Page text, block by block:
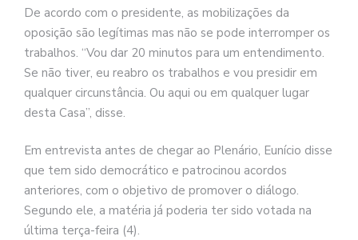
De acordo com o presidente, as mobilizações da
oposição são legítimas mas não se pode interromper os
trabalhos. “Vou dar 20 minutos para um entendimento.
Se não tiver, eu reabro os trabalhos e vou presidir em
qualquer circunstância. Ou aqui ou em qualquer lugar
desta Casa”, disse.
Em entrevista antes de chegar ao Plenário, Eunício disse
que tem sido democrático e patrocinou acordos
anteriores, com o objetivo de promover o diálogo.
Segundo ele, a matéria já poderia ter sido votada na
última terça-feira (4).